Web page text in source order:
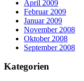
April 2009
Februar 2009
Januar 2009
November 2008
Oktober 2008
September 2008
Kategorien